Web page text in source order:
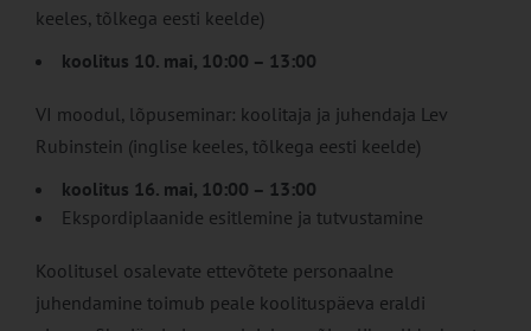
keeles, tõlkega eesti keelde)
koolitus 10. mai, 10:00 – 13:00
VI moodul, lõpuseminar: koolitaja ja juhendaja Lev
Rubinstein (inglise keeles, tõlkega eesti keelde)
koolitus 16. mai, 10:00 – 13:00
Ekspordiplaanide esitlemine ja tutvustamine
Koolitusel osalevate ettevõtete personaalne
juhendamine toimub peale koolituspäeva eraldi